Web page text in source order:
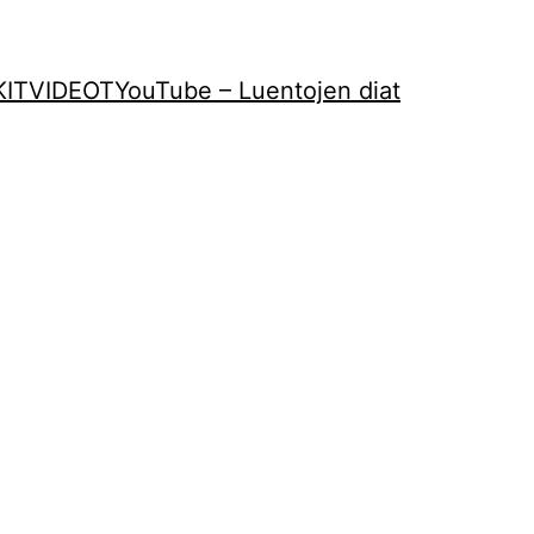
VIDEOTYouTube – Luentojen diat